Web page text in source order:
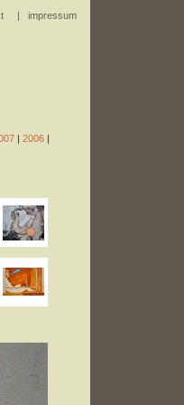
| impressum
|2006 |